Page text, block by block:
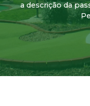
a descrição da